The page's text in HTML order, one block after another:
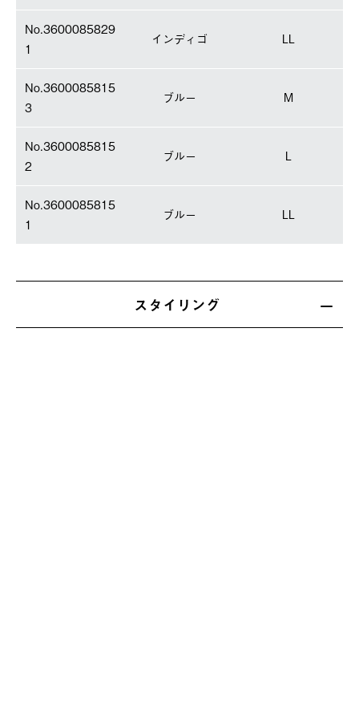
No.3600085829
1
インディゴ LL
No.3600085815
3
ブルー M
No.3600085815
2
ブルー L
No.3600085815
1
ブルー LL
スタイリング